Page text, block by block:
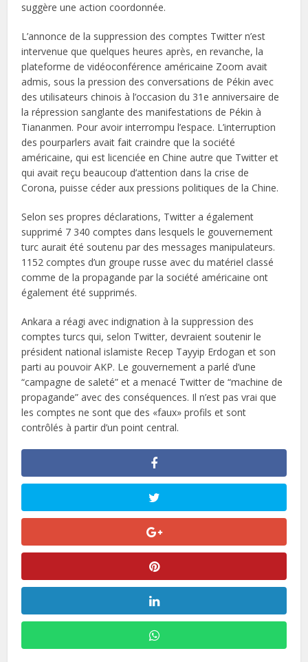
suggère une action coordonnée.
L’annonce de la suppression des comptes Twitter n’est
intervenue que quelques heures après, en revanche, la
plateforme de vidéoconférence américaine Zoom avait
admis, sous la pression des conversations de Pékin avec
des utilisateurs chinois à l’occasion du 31e anniversaire de
la répression sanglante des manifestations de Pékin à
Tiananmen. Pour avoir interrompu l’espace. L’interruption
des pourparlers avait fait craindre que la société
américaine, qui est licenciée en Chine autre que Twitter et
qui avait reçu beaucoup d’attention dans la crise de
Corona, puisse céder aux pressions politiques de la Chine.
Selon ses propres déclarations, Twitter a également
supprimé 7 340 comptes dans lesquels le gouvernement
turc aurait été soutenu par des messages manipulateurs.
1152 comptes d’un groupe russe avec du matériel classé
comme de la propagande par la société américaine ont
également été supprimés.
Ankara a réagi avec indignation à la suppression des
comptes turcs qui, selon Twitter, devraient soutenir le
président national islamiste Recep Tayyip Erdogan et son
parti au pouvoir AKP. Le gouvernement a parlé d’une
“campagne de saleté” et a menacé Twitter de “machine de
propagande” avec des conséquences. Il n’est pas vrai que
les comptes ne sont que des «faux» profils et sont
contrôlés à partir d’un point central.